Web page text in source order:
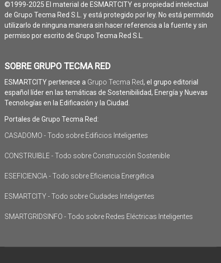
©1999-2025 El material de ESMARTCITY es propiedad intelectual
de Grupo Tecma Red S.L. y está protegido por ley. No está permitido
utilizarlo de ninguna manera sin hacer referencia a la fuente y sin
permiso por escrito de Grupo Tecma Red S.L.
SOBRE GRUPO TECMA RED
ESMARTCITY pertenece a Grupo Tecma Red, el grupo editorial
español líder en las temáticas de Sostenibilidad, Energía y Nuevas
Tecnologías en la Edificación y la Ciudad.
Portales de Grupo Tecma Red:
CASADOMO - Todo sobre Edificios Inteligentes
CONSTRUIBLE - Todo sobre Construcción Sostenible
ESEFICIENCIA - Todo sobre Eficiencia Energética
ESMARTCITY - Todo sobre Ciudades Inteligentes
SMARTGRIDSINFO - Todo sobre Redes Eléctricas Inteligentes